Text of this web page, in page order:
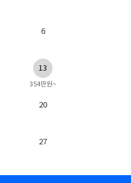
6
13
354만원~
20
27